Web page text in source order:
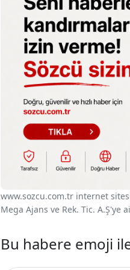
www.sozcu.com.tr internet
Mega Ajans ve Rek. Tic.
Bu habere emoji